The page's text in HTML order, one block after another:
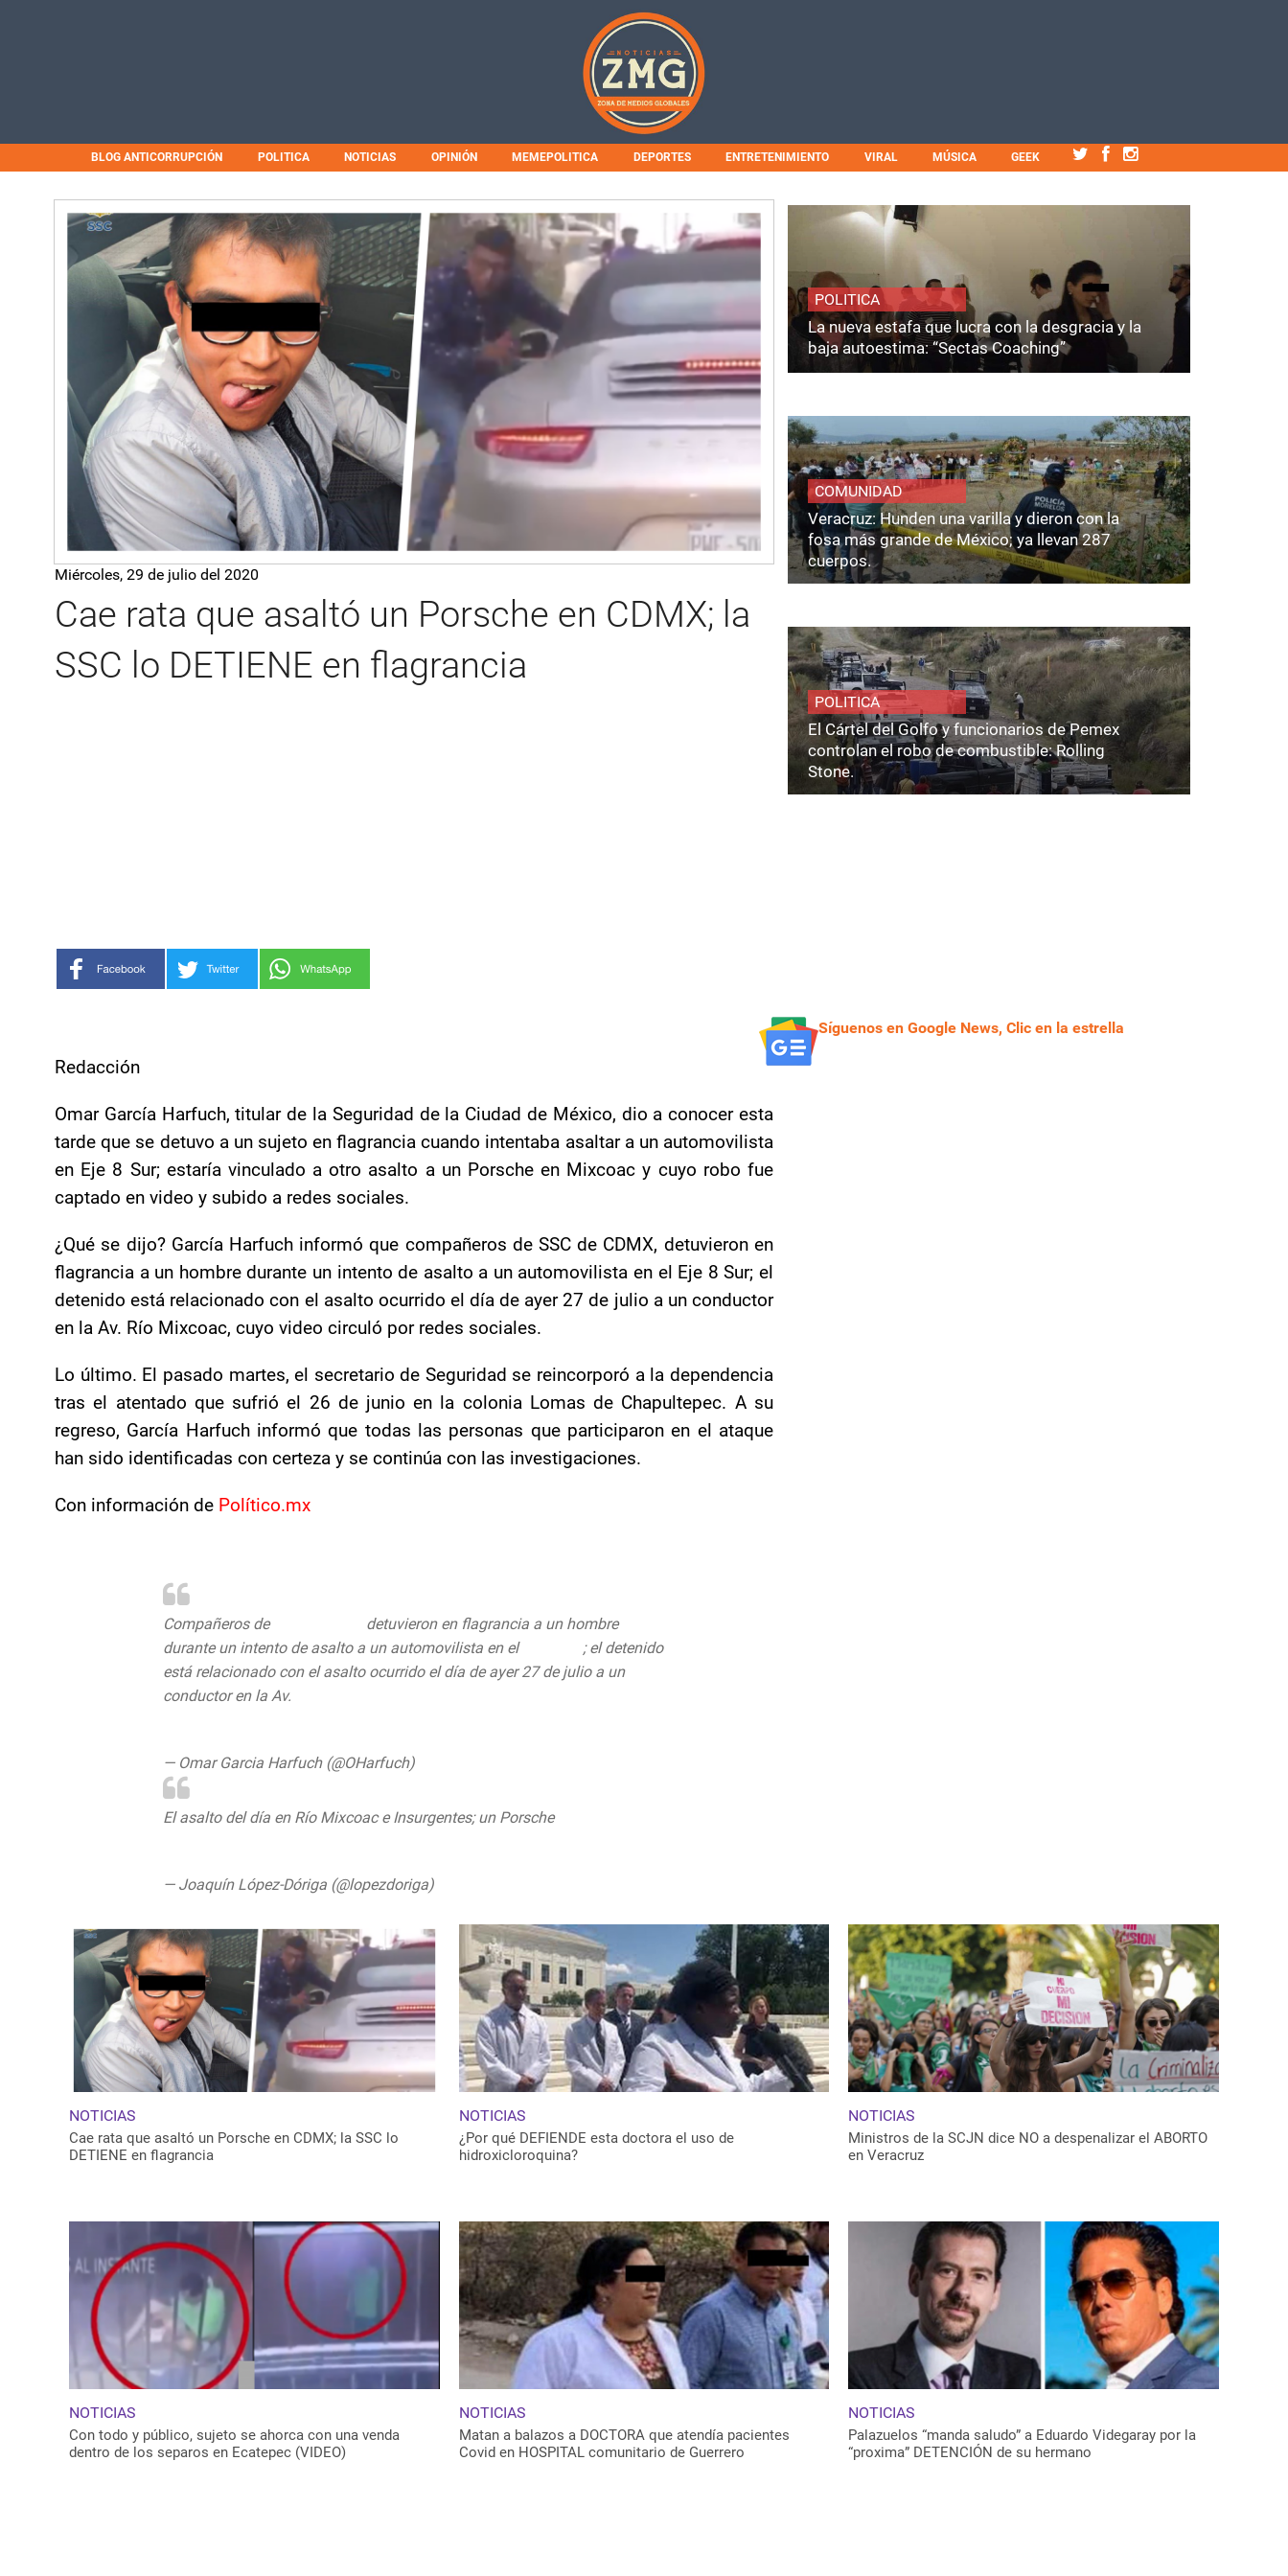
BLOG ANTICORRUPCIÓN POLITICA NOTICIAS OPINIÓN MEMEPOLITICA DEPORTES ENTRETENIMIENTO VIRAL MÚSICA GEEK
Miércoles, 29 de julio del 2020
Cae rata que asaltó un Porsche en CDMX; la
SSC lo DETIENE en flagrancia
Redacción
Omar García Harfuch, titular de la Seguridad de la Ciudad de México, dio a conocer esta
tarde que se detuvo a un sujeto en flagrancia cuando intentaba asaltar a un automovilista
en Eje 8 Sur; estaría vinculado a otro asalto a un Porsche en Mixcoac y cuyo robo fue
captado en video y subido a redes sociales.
¿Qué se dijo? García Harfuch informó que compañeros de SSC de CDMX, detuvieron en
flagrancia a un hombre durante un intento de asalto a un automovilista en el Eje 8 Sur; el
detenido está relacionado con el asalto ocurrido el día de ayer 27 de julio a un conductor
en la Av. Río Mixcoac, cuyo video circuló por redes sociales.
Lo último. El pasado martes, el secretario de Seguridad se reincorporó a la dependencia
tras el atentado que sufrió el 26 de junio en la colonia Lomas de Chapultepec. A su
regreso, García Harfuch informó que todas las personas que participaron en el ataque
han sido identificadas con certeza y se continúa con las investigaciones.
Con información de Político.mx
Compañeros de
detuvieron en flagrancia a un hombre
durante un intento de asalto a un automovilista en el
; el detenido
está relacionado con el asalto ocurrido el día de ayer 27 de julio a un
conductor en la Av.
— Omar Garcia Harfuch (@OHarfuch)
El asalto del día en Río Mixcoac e Insurgentes; un Porsche
— Joaquín López-Dóriga (@lopezdoriga)
POLITICA
La nueva estafa que lucra con la desgracia y la
baja autoestima: “Sectas Coaching”
COMUNIDAD
Veracruz: Hunden una varilla y dieron con la
fosa más grande de México; ya llevan 287
cuerpos.
POLITICA
El Cártel del Golfo y funcionarios de Pemex
controlan el robo de combustible: Rolling
Stone.
Síguenos en Google News, Clic en la estrella
NOTICIAS
Cae rata que asaltó un Porsche en CDMX; la SSC lo
DETIENE en flagrancia
NOTICIAS
¿Por qué DEFIENDE esta doctora el uso de
hidroxicloroquina?
NOTICIAS
Ministros de la SCJN dice NO a despenalizar el ABORTO
en Veracruz
NOTICIAS
Con todo y público, sujeto se ahorca con una venda
dentro de los separos en Ecatepec (VIDEO)
NOTICIAS
Matan a balazos a DOCTORA que atendía pacientes
Covid en HOSPITAL comunitario de Guerrero
NOTICIAS
Palazuelos “manda saludo” a Eduardo Videgaray por la
“proxima” DETENCIÓN de su hermano